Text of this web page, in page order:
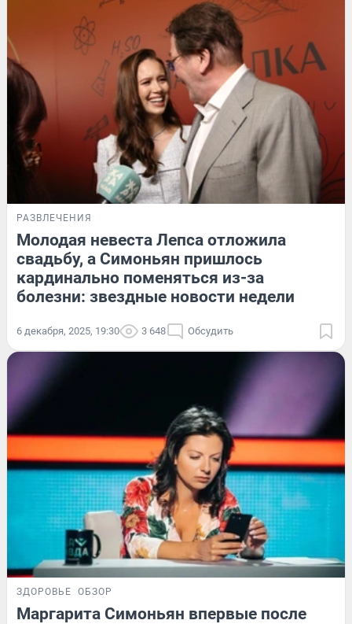
РАЗВЛЕЧЕНИЯ
Молодая невеста Лепса отложила
свадьбу, а Симоньян пришлось
кардинально поменяться из-за
болезни: звездные новости недели
6 декабря, 2025, 19:30 3 648 Обсудить
ЗДОРОВЬЕ ОБЗОР
Маргарита Симоньян впервые после